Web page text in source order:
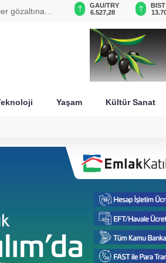
mı?
GAU/TRY
6.527,28
BIST 100
13.703,13
Yaşam Kültür Sanat